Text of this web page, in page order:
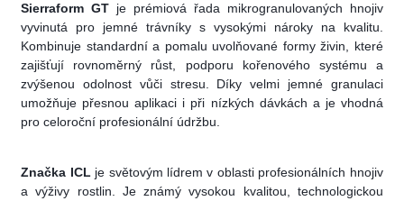
Sierraform GT je prémiová řada mikrogranulovaných hnojiv
vyvinutá pro jemné trávníky s vysokými nároky na kvalitu.
Kombinuje standardní a pomalu uvolňované formy živin, které
zajišťují rovnoměrný růst, podporu kořenového systému a
zvýšenou odolnost vůči stresu. Díky velmi jemné granulaci
umožňuje přesnou aplikaci i při nízkých dávkách a je vhodná
pro celoroční profesionální údržbu.
Značka ICL je světovým lídrem v oblasti profesionálních hnojiv
a výživy rostlin. Je známý vysokou kvalitou, technologickou